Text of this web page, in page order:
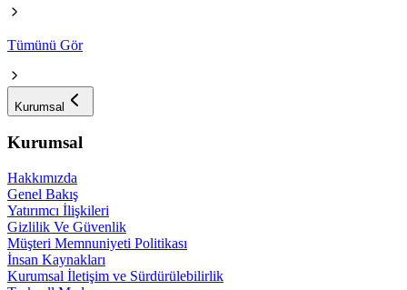
Tümünü Gör
Kurumsal
Kurumsal
Hakkımızda
Genel Bakış
Yatırımcı İlişkileri
Gizlilik Ve Güvenlik
Müşteri Memnuniyeti Politikası
İnsan Kaynakları
Kurumsal İletişim ve Sürdürülebilirlik